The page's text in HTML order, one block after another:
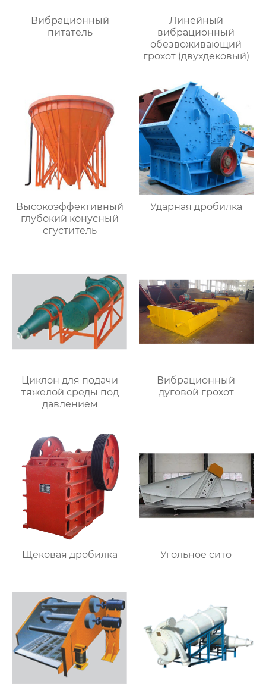
Вибрационный
питатель
Линейный
вибрационный
обезвоживающий
грохот (двухдековый)
Высокоэффективный
глубокий конусный
сгуститель
Ударная дробилка
Циклон для подачи
тяжелой среды под
давлением
Вибрационный
дуговой грохот
Щековая дробилка Угольное сито